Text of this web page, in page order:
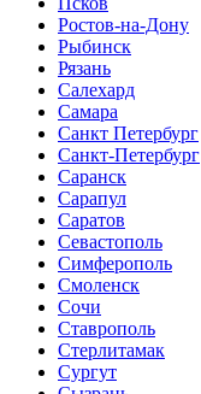
Ростов-на-Дону
Рыбинск
Рязань
Салехард
Самара
Санкт Петербург
Санкт-Петербург
Саранск
Сарапул
Саратов
Севастополь
Симферополь
Смоленск
Сочи
Ставрополь
Стерлитамак
Сургут